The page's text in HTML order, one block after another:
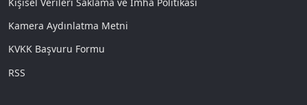
Kamera Aydınlatma Metni
KVKK Başvuru Formu
RSS